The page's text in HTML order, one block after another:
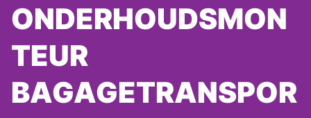
ONDERHOUDSMON
TEUR
BAGAGETRANSPOR